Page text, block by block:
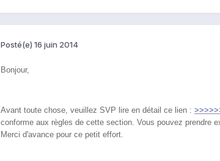
Posté(e) 16 juin 2014
Bonjour,
Avant toute chose, veuillez SVP lire en détail ce lien :
conforme aux règles de cette section. Vous pouvez prendre
Merci d'avance pour ce petit effort.